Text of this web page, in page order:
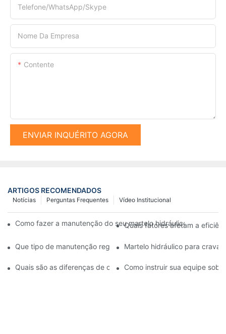
Telefone/WhatsApp/Skype
Nome Da Empresa
Contente
ENVIAR INQUÉRITO AGORA
ARTIGOS RECOMENDADOS
Vídeo Institucional
Perguntas Frequentes
Notícias
Como fazer a manutenção do seu martelo hidráulico de
Quais fatores afetam a
Que tipo de manutenção regular é necessária para um martelo
Martelo hidráulico para
Quais são as diferenças de custo entre bate-estacas
Como instruir sua equipe